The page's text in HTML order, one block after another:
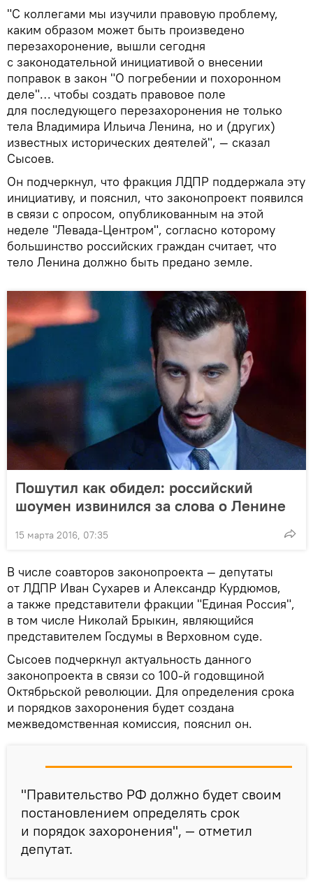
"С коллегами мы изучили правовую проблему,
каким образом может быть произведено
перезахоронение, вышли сегодня
с законодательной инициативой о внесении
поправок в закон "О погребении и похоронном
деле"… чтобы создать правовое поле
для последующего перезахоронения не только
тела Владимира Ильича Ленина, но и (других)
известных исторических деятелей", — сказал
Сысоев.
Он подчеркнул, что фракция ЛДПР поддержала эту
инициативу, и пояснил, что законопроект появился
в связи с опросом, опубликованным на этой
неделе "Левада-Центром", согласно которому
большинство российских граждан считает, что
тело Ленина должно быть предано земле.
Пошутил как обидел: российский
шоумен извинился за слова о Ленине
15 марта 2016, 07:35
В числе соавторов законопроекта — депутаты
от ЛДПР Иван Сухарев и Александр Курдюмов,
а также представители фракции "Единая Россия",
в том числе Николай Брыкин, являющийся
представителем Госдумы в Верховном суде.
Сысоев подчеркнул актуальность данного
законопроекта в связи со 100-й годовщиной
Октябрьской революции. Для определения срока
и порядков захоронения будет создана
межведомственная комиссия, пояснил он.
"Правительство РФ должно будет своим
постановлением определять срок
и порядок захоронения", — отметил
депутат.